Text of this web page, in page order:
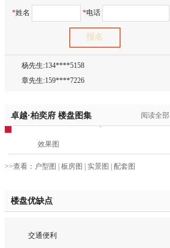
*姓名 *电话
胡先生:150****0731
邓先生:138****8083
陈先生:159****3332
杨先生:134****5158
章先生:159****7226
林女士:136****3668
郑先生:136****9618
谢女士:135****3735
魏女士:138****0324
吴先生:139****9780
蔡女士:138****2322
赵先生:139****8548
卓越·柏奕府 楼盘图集 阅读全部
效果图
>>查看： 户型图 | 板房图 | 实景图 | 配套图
楼盘优缺点
交通便利